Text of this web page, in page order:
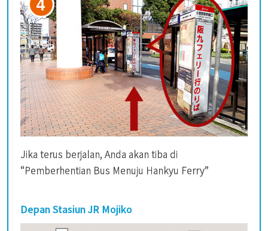
Jika terus berjalan, Anda akan tiba di
“Pemberhentian Bus Menuju Hankyu Ferry”
Depan Stasiun JR Mojiko